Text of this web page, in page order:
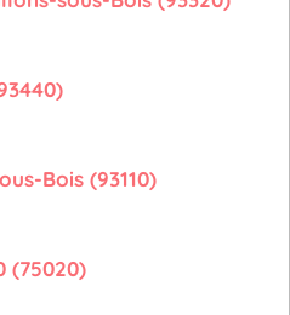
Bois (93110)
(75020)